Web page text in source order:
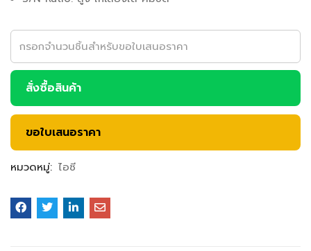
สั่งซื้อสินค้า
ขอใบเสนอราคา
หมวดหมู่: ไอซี